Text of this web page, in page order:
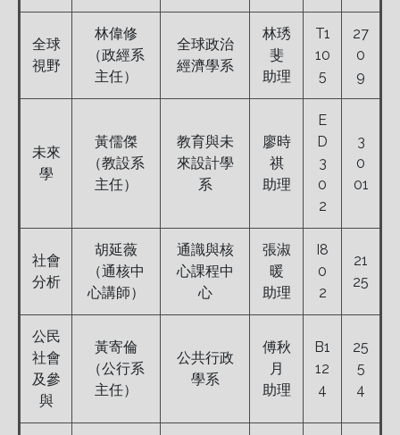
全球
視野
林偉修
（政經系
主任）
全球政治
經濟學系
林琇
斐
助理
T1
10
5
27
0
9
未來
學
黃儒傑
（教設系
主任）
教育與未
來設計學
系
廖時
祺
助理
E
D
3
0
2
3
0
01
社會
分析
胡延薇
（通核中
心講師）
通識與核
心課程中
心
張淑
暖
助理
I8
0
2
21
25
公民
社會
及參
與
黃寄倫
（公行系
主任）
公共行政
學系
傅秋
月
助理
B1
12
4
25
5
4